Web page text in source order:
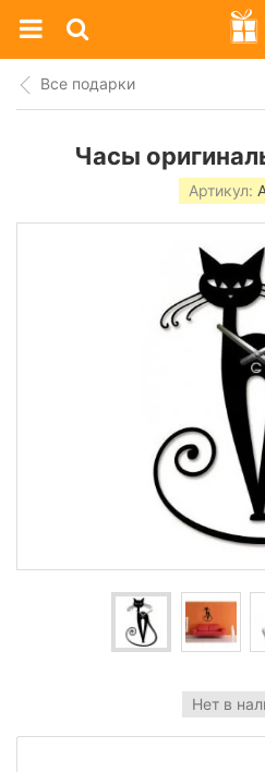
Shop
Все подарки
Часы
Артикул:
Нет в